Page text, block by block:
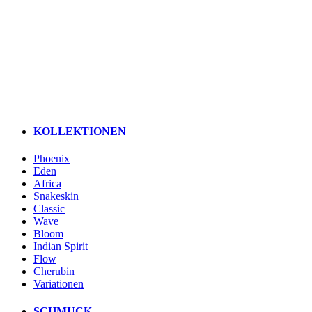
KOLLEKTIONEN
Phoenix
Eden
Africa
Snakeskin
Classic
Wave
Bloom
Indian Spirit
Flow
Cherubin
Variationen